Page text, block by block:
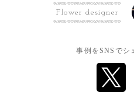
Flower designer
事例をSNSでシ